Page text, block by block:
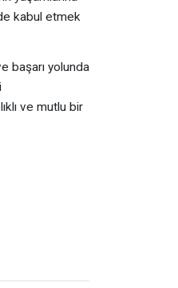
kabul etmek
başarı yolunda
ve mutlu bir